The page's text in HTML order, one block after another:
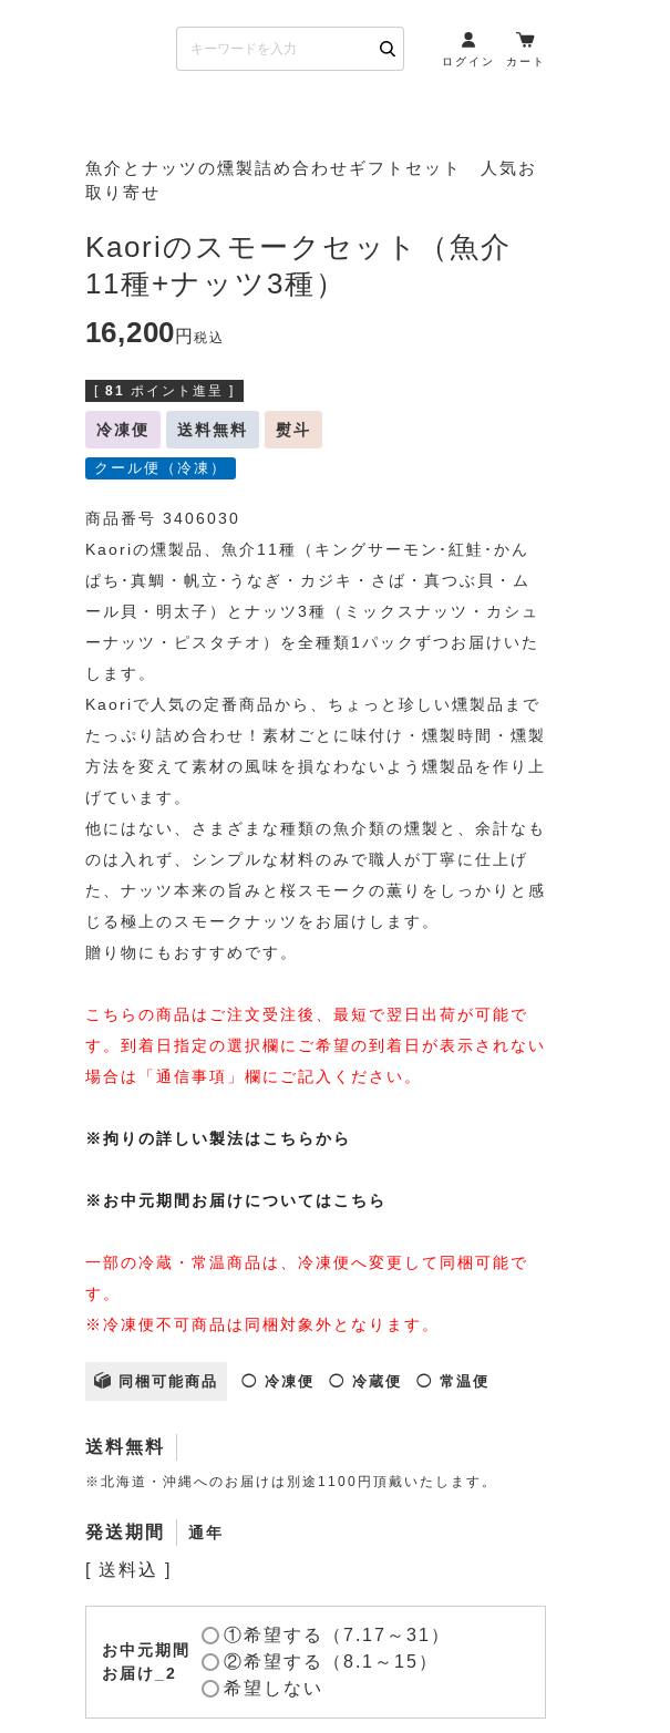
Kaori
Kaoriセレクト
ワイン・スパークリング
ウイスキー・ブランデー
その他（クラフトビール
サブスク（定期コース・頒布会）
ログイン カート
魚介とナッツの燻製詰め合わせギフトセット 人気お
取り寄せ
Kaoriのスモークセット（魚介
11種+ナッツ3種）
16,200
税込
[ 81 ポイント進呈 ]
冷凍便 送料無料 熨斗
クール便（冷凍）
商品番号 3406030
Kaoriの燻製品、魚介11種（キングサーモン･紅鮭･かん
ぱち･真鯛・帆立･うなぎ・カジキ・さば・真つぶ貝・ム
ール貝・明太子）とナッツ3種（ミックスナッツ・カシュ
ーナッツ・ピスタチオ）を全種類1パックずつお届けいた
します。
Kaoriで人気の定番商品から、ちょっと珍しい燻製品まで
たっぷり詰め合わせ！素材ごとに味付け・燻製時間・燻製
方法を変えて素材の風味を損なわないよう燻製品を作り上
げています。
他にはない、さまざまな種類の魚介類の燻製と、余計なも
のは入れず、シンプルな材料のみで職人が丁寧に仕上げ
た、ナッツ本来の旨みと桜スモークの薫りをしっかりと感
じる極上のスモークナッツをお届けします。
贈り物にもおすすめです。
こちらの商品はご注文受注後、最短で翌日出荷が可能で
す。到着日指定の選択欄にご希望の到着日が表示されない
場合は「通信事項」欄にご記入ください。
※拘りの詳しい製法はこちらから
※お中元期間お届けについてはこちら
一部の冷蔵・常温商品は、冷凍便へ変更して同梱可能で
す。
※冷凍便不可商品は同梱対象外となります。
同梱可能商品 ◯ 冷凍便 ◯ 冷蔵便 ◯ 常温便
送料無料
※北海道・沖縄へのお届けは別途1100円頂戴いたします。
発送期間 通年
送料込
お中元期間
お届け_2
①希望する（7.17～31）
②希望する（8.1～15）
希望しない